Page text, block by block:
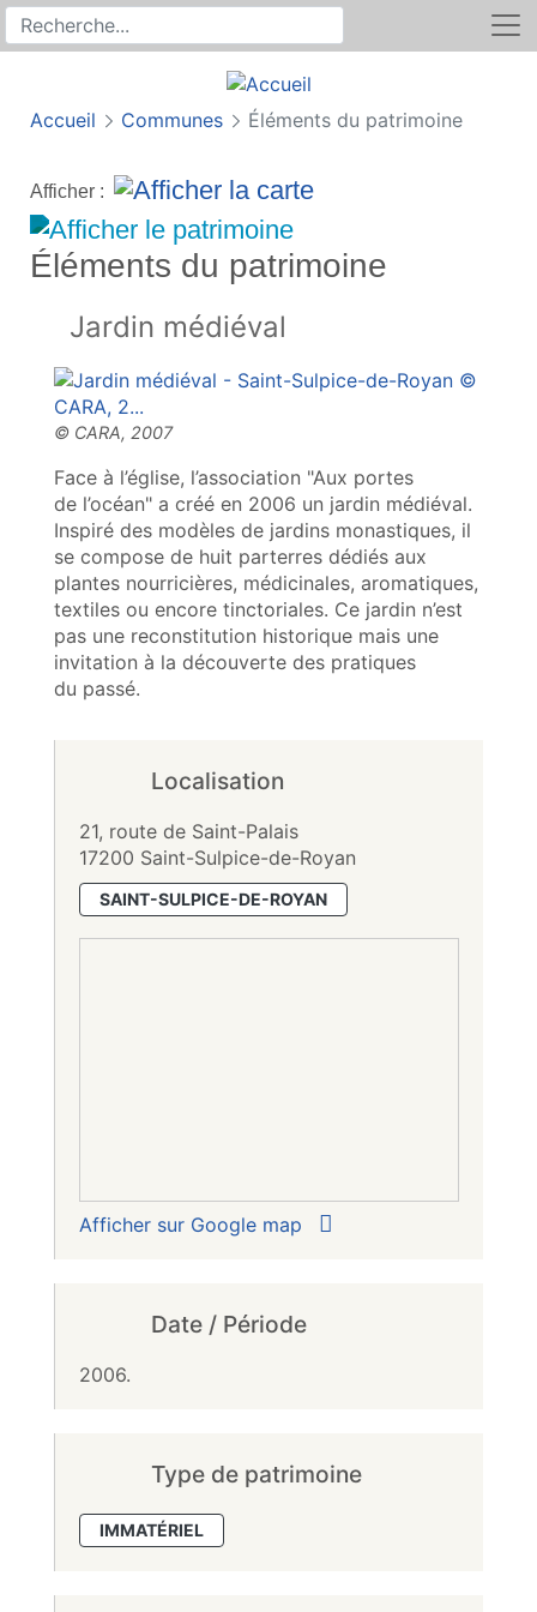
Recherche sur le site
Rechercher
Accueil Communes Éléments du patrimoine
Afficher :
Éléments du patrimoine
Jardin médiéval
Face à l’église, l’association "Aux portes
de l’océan" a créé en 2006 un jardin médiéval.
Inspiré des modèles de jardins monastiques, il
se compose de huit parterres dédiés aux
plantes nourricières, médicinales, aromatiques,
textiles ou encore tinctoriales. Ce jardin n’est
pas une reconstitution historique mais une
invitation à la découverte des pratiques
du passé.
Localisation
21, route de Saint-Palais
17200 Saint-Sulpice-de-Royan
SAINT-SULPICE-DE-ROYAN
Afficher sur Google map
Date / Période
2006.
Type de patrimoine
IMMATÉRIEL